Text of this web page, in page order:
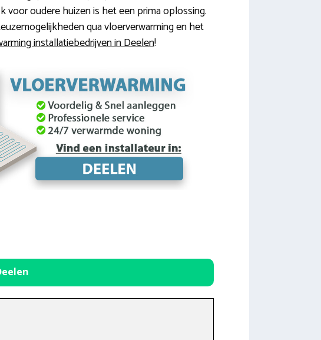
voor oudere huizen is het een prima oplossing.
qua vloerverwarming en het
installatiebedrijven in Deelen!